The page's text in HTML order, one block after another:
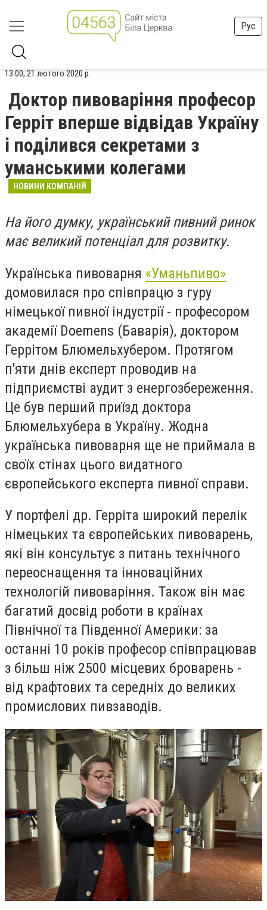
Рус
13:00, 21 лютого 2020 р.
Доктор пивоваріння професор
Герріт вперше відвідав Україну
і поділився секретами з
уманськими колегами
НОВИНИ КОМПАНІЙ
На його думку, український пивний ринок
має великий потенціал для розвитку.
Українська пивоварня «Уманьпиво»
домовилася про співпрацю з гуру
німецької пивної індустрії - професором
академії Doemens (Баварія), доктором
Геррітом Блюмельхубером. Протягом
п'яти днів експерт проводив на
підприємстві аудит з енергозбереження.
Це був перший приїзд доктора
Блюмельхубера в Україну. Жодна
українська пивоварня ще не приймала в
своїх стінах цього видатного
європейського експерта пивної справи.
У портфелі др. Герріта широкий перелік
німецьких та європейських пивоварень,
які він консультує з питань технічного
переоснащення та інноваційних
технологій пивоваріння. Також він має
багатий досвід роботи в країнах
Північної та Південної Америки: за
останні 10 років професор співпрацював
з більш ніж 2500 місцевих броварень -
від крафтових та середніх до великих
промислових пивзаводів.